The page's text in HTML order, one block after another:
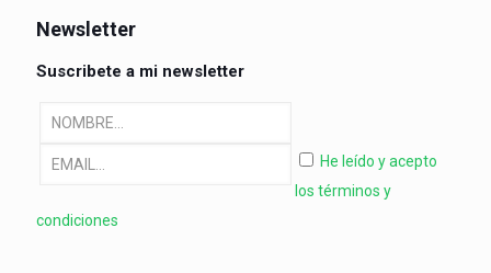
Newsletter
Suscribete a mi newsletter
He leído y acepto
los términos y
condiciones